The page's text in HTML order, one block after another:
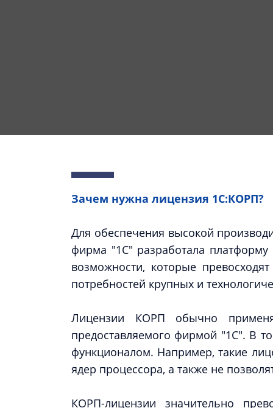
Зачем нужна лицензия 1С:КОРП?
Для обеспечения высокой
фирма "1С" разработала
возможности, которые
потребностей крупных и
Лицензии КОРП обычно
предоставляемого фирмой "1С". В
функционалом. Например, такие
ядер процессора, а также не
КОРП-лицензии значительно